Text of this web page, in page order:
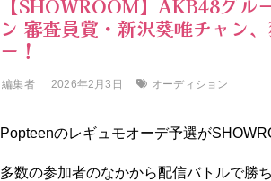
【SHOWROOM】AKB48グ
ン 審査員賞・新沢葵唯チャン
ー！
編集者 2026年2月3日 オーディション
Popteenのレギュモオーデ予選が
多数の参加者のなかから配信バトルで